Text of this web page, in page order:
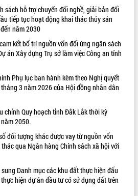
sĩ
quy
sát
gói
sách hỗ trợ chuyển đổi nghề, giải bản đối
tiếp tục hoạt động khai thác thủy sản
năm 2030
kết bố trí nguồn vốn đối ứng ngân sách
án Xây dựng Trụ sở làm việc Công an tỉnh
Phụ lục ban hành kèm theo Nghị quyết
3 năm 2026 của Hội đồng nhân dân
chỉnh Quy hoạch tỉnh Đắk Lắk thời kỳ
2050.
đối tượng khác được vay từ nguồn vốn
qua Ngân hàng Chính sách xã hội với
Danh mục các khu đất thực hiện đấu
hiện dự án đầu tư có sử dụng đất trên